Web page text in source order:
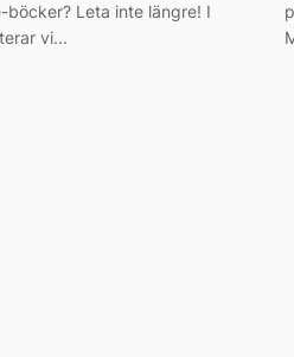
böcker? Leta inte längre! I
vi...